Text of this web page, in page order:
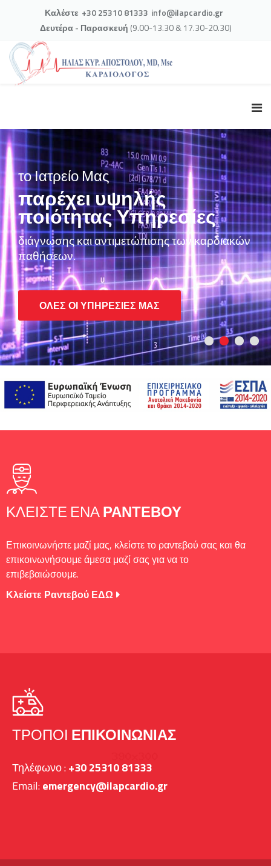
Καλέστε +30 25310 81333 info@ilapcardio.gr
Δευτέρα - Παρασκευή (9.00-13.30 & 17.30-20.30)
το Ιατρείο Μας
παρέχει υψηλής
ποιότητας Υπηρεσίες
διάγνωσης και αντιμετώπισης των καρδιακών
παθήσεων.
ΌΛΕΣ ΟΙ ΥΠΗΡΕΣΊΕΣ ΜΑΣ
ΚΛΕΊΣΤΕ ΈΝΑΡΑΝΤΕΒΟΎ
Επικοινωνήστε μαζί μας, κλείστε το ραντεβού σας και θα
επικοινωνήσουμε άμεσα μαζί σας για να το
επιβεβαιώσουμε.
Κλείστε Ραντεβού ΕΔΩ
ΤΡΌΠΟΙ ΕΠΙΚΟΙΝΩΝΊΑΣ
Τηλέφωνο : +30 25310 81333
Email: emergency@ilapcardio.gr